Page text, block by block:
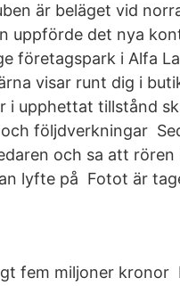
är beläget vid
uppförde det nya
företagspark i Alfa
visar runt dig i
i upphettat tillstånd
följdverkningar
och sa att
lyfte på Fotot är
fem miljoner kronor